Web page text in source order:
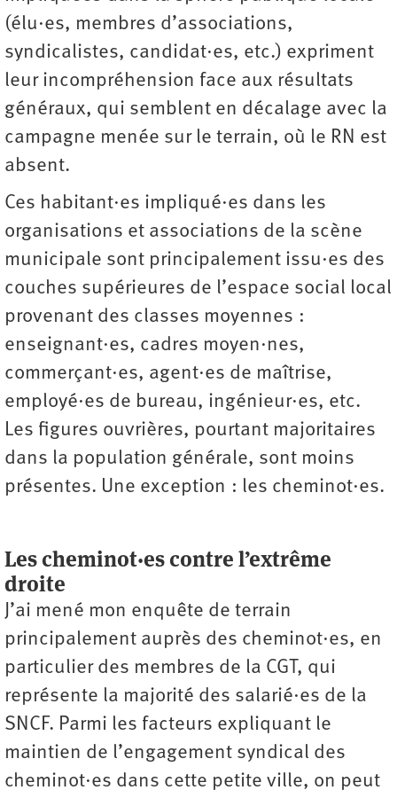
(élu·es, membres d’associations,
syndicalistes, candidat·es, etc.) expriment
leur incompréhension face aux résultats
généraux, qui semblent en décalage avec la
campagne menée sur le terrain, où le RN est
absent.
Ces habitant·es impliqué·es dans les
organisations et associations de la scène
municipale sont principalement issu·es des
couches supérieures de l’espace social local
provenant des classes moyennes :
enseignant·es, cadres moyen·nes,
commerçant·es, agent·es de maîtrise,
employé·es de bureau, ingénieur·es, etc.
Les figures ouvrières, pourtant majoritaires
dans la population générale, sont moins
présentes. Une exception : les cheminot·es.
Les cheminot·es contre l’extrême
droite
J’ai mené mon enquête de terrain
principalement auprès des cheminot·es, en
particulier des membres de la CGT, qui
représente la majorité des salarié·es de la
SNCF. Parmi les facteurs expliquant le
maintien de l’engagement syndical des
cheminot·es dans cette petite ville, on peut